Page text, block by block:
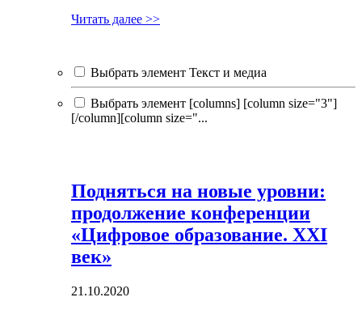
Читать далее >>
Выбрать элемент Текст и медиа
Выбрать элемент [columns] [column size="3"]
[/column][column size="...
Подняться на новые уровни:
продолжение конференции
«Цифровое образование. XXI
век»
21.10.2020